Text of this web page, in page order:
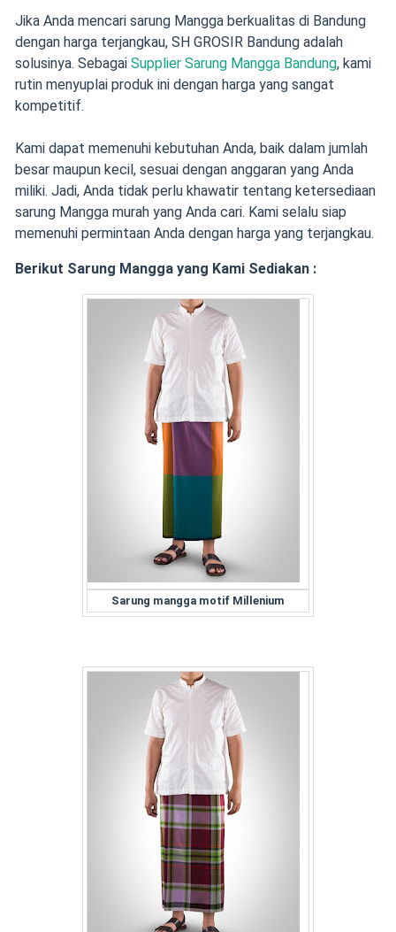
Jika Anda mencari sarung Mangga berkualitas di Bandung
dengan harga terjangkau, SH GROSIR Bandung adalah
solusinya. Sebagai Supplier Sarung Mangga Bandung, kami
rutin menyuplai produk ini dengan harga yang sangat
kompetitif.
Kami dapat memenuhi kebutuhan Anda, baik dalam jumlah
besar maupun kecil, sesuai dengan anggaran yang Anda
miliki. Jadi, Anda tidak perlu khawatir tentang ketersediaan
sarung Mangga murah yang Anda cari. Kami selalu siap
memenuhi permintaan Anda dengan harga yang terjangkau.
Berikut Sarung Mangga yang Kami Sediakan :
Sarung mangga motif Millenium